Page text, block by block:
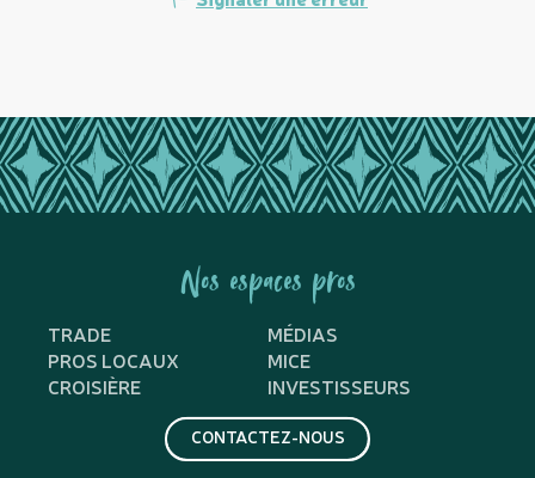
Nos espaces pros
TRADE
MÉDIAS
PROS LOCAUX
MICE
CROISIÈRE
INVESTISSEURS
CONTACTEZ-NOUS